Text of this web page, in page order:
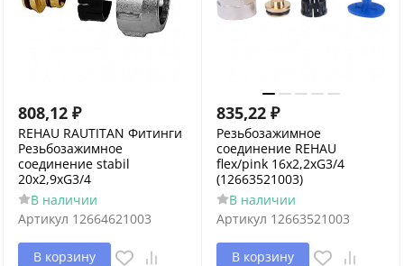
808,12 ₽
REHAU RAUTITAN Фитинги
Резьбозажимное
соединение stabil
20x2,9xG3/4
В наличии
Артикул 12664621003
В корзину
835,22 ₽
Резьбозажимное
соединение REHAU
flex/pink 16х2,2xG3/4
(12663521003)
В наличии
Артикул 12663521003
В корзину